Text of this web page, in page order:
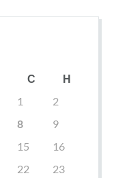
С
Н
1
2
8
9
15
16
22
23